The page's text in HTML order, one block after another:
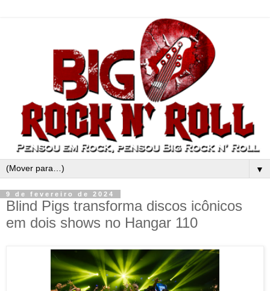
▼
9 de fevereiro de 2024
Blind Pigs transforma discos icônicos
em dois shows no Hangar 110